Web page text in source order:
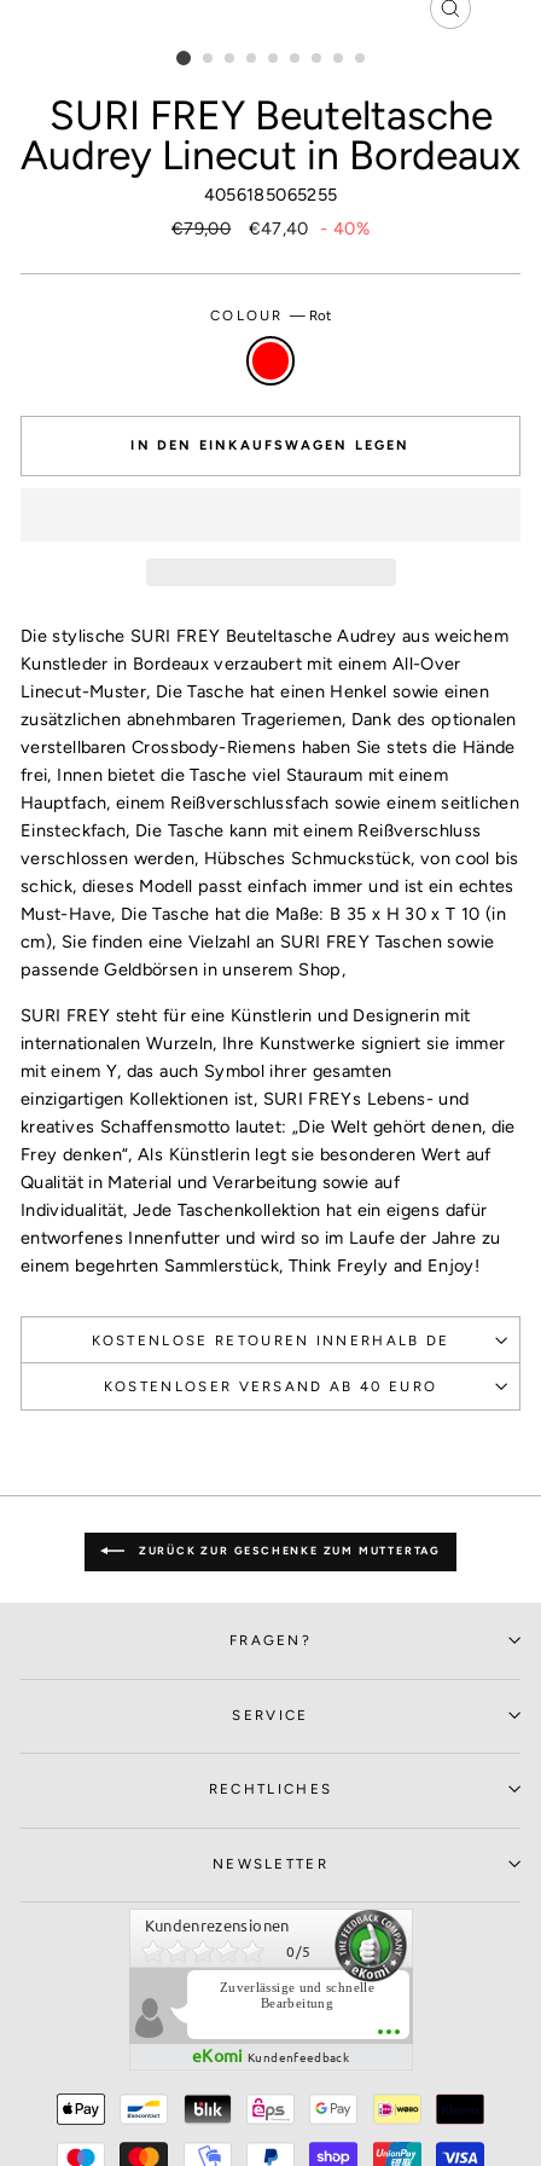
SURI FREY Beuteltasche
Audrey Linecut in Bordeaux
4056185065255
Normaler
€79,00 Sonderpreis
€47,40 - 40%
COLOUR— Rot
IN DEN EINKAUFSWAGEN LEGEN
Die stylische SURI FREY Beuteltasche Audrey aus weichem
Kunstleder in Bordeaux verzaubert mit einem All-Over
Linecut-Muster, Die Tasche hat einen Henkel sowie einen
zusätzlichen abnehmbaren Trageriemen, Dank des optionalen
verstellbaren Crossbody-Riemens haben Sie stets die Hände
frei, Innen bietet die Tasche viel Stauraum mit einem
Hauptfach, einem Reißverschlussfach sowie einem seitlichen
Einsteckfach, Die Tasche kann mit einem Reißverschluss
verschlossen werden, Hübsches Schmuckstück, von cool bis
schick, dieses Modell passt einfach immer und ist ein echtes
Must-Have, Die Tasche hat die Maße: B 35 x H 30 x T 10 (in
cm), Sie finden eine Vielzahl an SURI FREY Taschen sowie
passende Geldbörsen in unserem Shop,
SURI FREY steht für eine Künstlerin und Designerin mit
internationalen Wurzeln, Ihre Kunstwerke signiert sie immer
mit einem Y, das auch Symbol ihrer gesamten
einzigartigen Kollektionen ist, SURI FREYs Lebens- und
kreatives Schaffensmotto lautet: „Die Welt gehört denen, die
Frey denken“, Als Künstlerin legt sie besonderen Wert auf
Qualität in Material und Verarbeitung sowie auf
Individualität, Jede Taschenkollektion hat ein eigens dafür
entworfenes Innenfutter und wird so im Laufe der Jahre zu
einem begehrten Sammlerstück, Think Freyly and Enjoy!
KOSTENLOSE RETOUREN INNERHALB DE
KOSTENLOSER VERSAND AB 40 EURO
ZURÜCK ZUR GESCHENKE ZUM MUTTERTAG
FRAGEN?
SERVICE
RECHTLICHES
NEWSLETTER
Kundenrezensionen
0/5
Zuverlässige und schnelle
Bearbeitung
eKomi Kundenfeedback